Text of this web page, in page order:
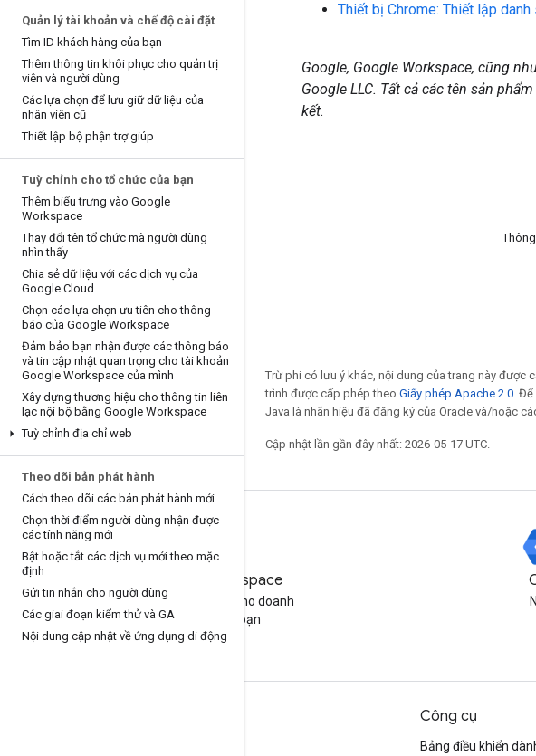
Quản lý tài khoản và chế độ cài đặt
Tìm ID khách hàng của bạn
Thêm thông tin khôi phục cho quản trị
viên và người dùng
Các lựa chọn để lưu giữ dữ liệu của
nhân viên cũ
Thiết lập bộ phận trợ giúp
Tuỳ chỉnh cho tổ chức của bạn
Thêm biểu trưng vào Google
Workspace
Thay đổi tên tổ chức mà người dùng
nhìn thấy
Chia sẻ dữ liệu với các dịch vụ của
Google Cloud
Chọn các lựa chọn ưu tiên cho thông
báo của Google Workspace
Đảm bảo bạn nhận được các thông báo
và tin cập nhật quan trọng cho tài khoản
Google Workspace của mình
Xây dựng thương hiệu cho thông tin liên
lạc nội bộ bằng Google Workspace
Tuỳ chỉnh địa chỉ web
Theo dõi bản phát hành
Cách theo dõi các bản phát hành mới
Chọn thời điểm người dùng nhận được
các tính năng mới
Bật hoặc tắt các dịch vụ mới theo mặc
định
Gửi tin nhắn cho người dùng
Các giai đoạn kiểm thử và GA
Nội dung cập nhật về ứng dụng di động
Thiết bị Chrome: Thiết lập
Google, Google Workspace, cũng
Google LLC. Tất cả các tên sản
kết.
Trừ phi có lưu ý khác, nội dung của trang này được
trình được cấp phép theo Giấy phép Apache 2.0.
Java là nhãn hiệu đã đăng ký của Oracle và/hoặc
Cập nhật lần gần đây nhất: 2026-05-17 UTC.
Google Workspace
Tìm gói phù hợp cho doanh
nghiệp của bạn
Công cụ
Bảng điều khiển